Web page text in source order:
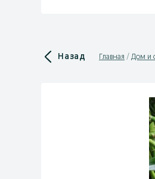
Назад Главная Дом и